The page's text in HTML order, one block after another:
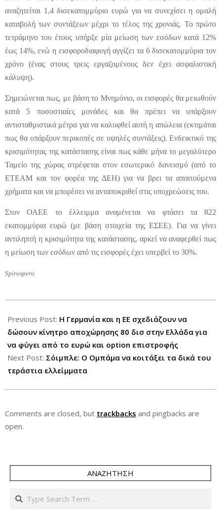
αναζητείται 1,4 δισεκατομμύριο ευρώ για να συνεχίσει η ομαλή
καταβολή των συντάξεων μέχρι το τέλος της χρονιάς. Το πρώτο
τετράμηνο του έτους υπήρξε μία μείωση των εσόδων κατά 12%
έως 14%, ενώ η εισφοροδιαφυγή αγγίζει τα 6 δισεκατομμύρια τον
χρόνο (ένας στους τρεις εργαζομένους δεν έχει ασφαλιστική
κάλυψη).
Σημειώνεται πως, με βάση το Μνημόνιο, οι εισφορές θα μειωθούν
κατά 5 ποσοστιαίες μονάδες και θα πρέπει να υπάρξουν
αντισταθμιστικά μέτρα για να καλυφθεί αυτή η απώλεια (εκτιμάται
πως θα υπάρξουν περικοπές σε υψηλές συντάξεις). Ενδεικτικό της
κρισιμότητας της κατάστασης είναι πως κάθε μήνα το μεγαλύτερο
Ταμείο της χώρας στρέφεται στον εσωτερικό δανεισμό (από το
ΕΤΕΑΜ και τον φορέα της ΔΕΗ) για να βρει τα απαιτούμενα
χρήματα και να μπορέσει να ανταποκριθεί στις υποχρεώσεις του.
Στον ΟΑΕΕ το έλλειμμα αναμένεται να φτάσει τα 822
εκατομμύρια ευρώ (με βάση στοιχεία της ΕΣΕΕ). Για να γίνει
αντιληπτή η κρισιμότητα της κατάστασης, αρκεί να αναφερθεί πως
η μείωση των εσόδων από τις εισφορές έχει υπερβεί το 30%.
Spirospero
06-
25
Previous Post: Η Γερμανία και η ΕΕ σχεδιάζουν να
δώσουν κίνητρο αποχώρησης 80 δισ στην Ελλάδα για
να φύγει από το ευρώ και option επιστροφής
Next Post: Σόιμπλε: Ο Ομπάμα να κοιτάξει τα δικά του
τεράστια ελλείμματα
Comments are closed, but trackbacks and pingbacks are
open.
ΑΝΑΖΉΤΗΣΗ
Search